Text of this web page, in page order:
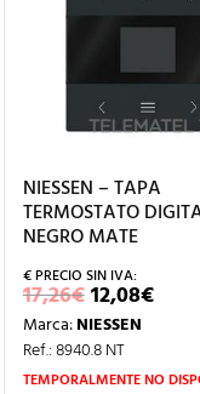
NIESSEN – TAPA
TERMOSTATO
NEGRO MATE
17,26€EL
PRECIO
ORIGINAL
ERA:
17,26€.
12,08€EL
Marca:NIESSEN
Ref.: 8940.8 NT
TEMPORALMENTE NO